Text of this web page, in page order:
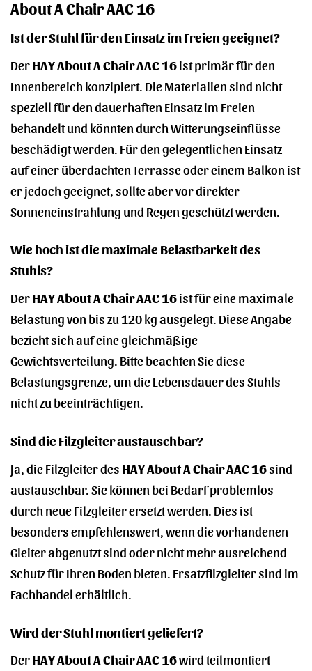
About A Chair AAC 16
Ist der Stuhl für den Einsatz im Freien geeignet?
DerHAY About A Chair AAC 16ist primär für den
Innenbereich konzipiert. Die Materialien sind nicht
speziell für den dauerhaften Einsatz im Freien
behandelt und könnten durch Witterungseinflüsse
beschädigt werden. Für den gelegentlichen Einsatz
auf einer überdachten Terrasse oder einem Balkon ist
er jedoch geeignet, sollte aber vor direkter
Sonneneinstrahlung und Regen geschützt werden.
Wie hoch ist die maximale Belastbarkeit des
Stuhls?
DerHAY About A Chair AAC 16ist für eine maximale
Belastung von bis zu 120 kg ausgelegt. Diese Angabe
bezieht sich auf eine gleichmäßige
Gewichtsverteilung. Bitte beachten Sie diese
Belastungsgrenze, um die Lebensdauer des Stuhls
nicht zu beeinträchtigen.
Sind die Filzgleiter austauschbar?
Ja, die Filzgleiter des HAY About A Chair AAC 16sind
austauschbar. Sie können bei Bedarf problemlos
durch neue Filzgleiter ersetzt werden. Dies ist
besonders empfehlenswert, wenn die vorhandenen
Gleiter abgenutzt sind oder nicht mehr ausreichend
Schutz für Ihren Boden bieten. Ersatzfilzgleiter sind im
Fachhandel erhältlich.
Wird der Stuhl montiert geliefert?
DerHAY About A Chair AAC 16wird teilmontiert